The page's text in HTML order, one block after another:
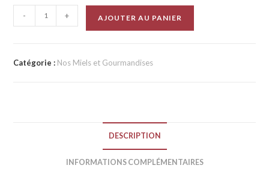
- + AJOUTER AU PANIER
Catégorie : Nos Miels et Gourmandises
DESCRIPTION
INFORMATIONS COMPLÉMENTAIRES